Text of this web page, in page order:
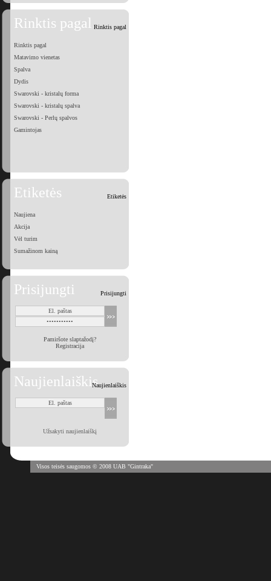
Rinktis pagal Rinktis pagal
Rinktis pagal
Matavimo vienetas
Spalva
Dydis
Swarovski - kristalų forma
Swarovski - kristalų spalva
Swarovski - Perlų spalvos
Gamintojas
Etiketės Etiketės
Naujiena
Akcija
Vėl turim
Sumažinom kainą
Prisijungti Prisijungti
Pamiršote slaptažodį?
Registracija
NaujienlaiškisNaujienlaiškis
Užsakyti naujienlaiškį
Visos teisės saugomos © 2008 UAB "Gintraka"